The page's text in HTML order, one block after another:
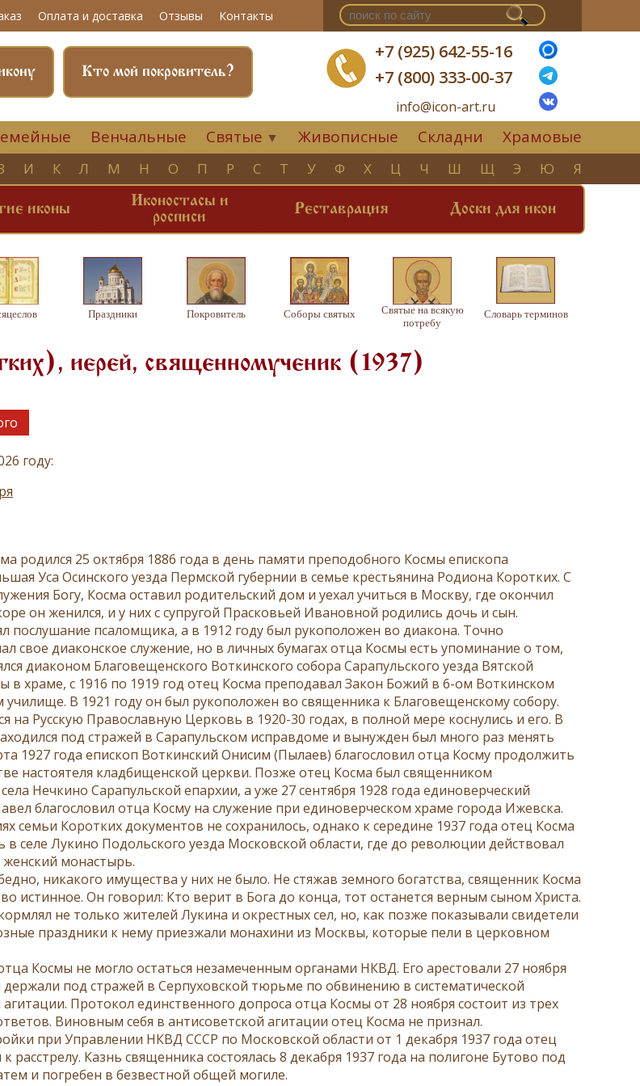
Оплата и доставка Отзывы Контакты
+7 (925) 642-55-16
+7 (800) 333-00-37
info@icon-art.ru
Кто мой покровитель?
Венчальные Святые ▼ Живописные Складни Храмовые
И К Л М Н О П Р С Т У Ф Х Ц Ч Ш Щ Э Ю Я
иконы
Иконостасы и
росписи
Реставрация Доски для икон
Праздники Покровитель Соборы святых
Святые на всякую
потребу
Словарь терминов
иерей, священномученик (1937)
году:
родился 25 октября 1886 года в день памяти преподобного Космы епископа
Уса Осинского уезда Пермской губернии в семье крестьянина Родиона Коротких. С
Богу, Косма оставил родительский дом и уехал учиться в Москву, где окончил
он женился, и у них с супругой Прасковьей Ивановной родились дочь и сын.
послушание псаломщика, а в 1912 году был рукоположен во диакона. Точно
свое диаконское служение, но в личных бумагах отца Космы есть упоминание о том,
диаконом Благовещенского Воткинского собора Сарапульского уезда Вятской
в храме, с 1916 по 1919 год отец Косма преподавал Закон Божий в 6-ом Воткинском
В 1921 году он был рукоположен во священника к Благовещенскому собору.
на Русскую Православную Церковь в 1920-30 годах, в полной мере коснулись и его. В
под стражей в Сарапульском исправдоме и вынужден был много раз менять
1927 года епископ Воткинский Онисим (Пылаев) благословил отца Косму продолжить
настоятеля кладбищенской церкви. Позже отец Косма был священником
Нечкино Сарапульской епархии, а уже 27 сентября 1928 года единоверческий
благословил отца Косму на служение при единоверческом храме города Ижевска.
семьи Коротких документов не сохранилось, однако к середине 1937 года отец Косма
в селе Лукино Подольского уезда Московской области, где до революции действовал
монастырь.
никакого имущества у них не было. Не стяжав земного богатства, священник Косма
истинное. Он говорил: Кто верит в Бога до конца, тот останется верным сыном Христа.
не только жителей Лукина и окрестных сел, но, как позже показывали свидетели
праздники к нему приезжали монахини из Москвы, которые пели в церковном
Космы не могло остаться незамеченным органами НКВД. Его арестовали 27 ноября
держали под стражей в Серпуховской тюрьме по обвинению в систематической
Протокол единственного допроса отца Космы от 28 ноября состоит из трех
Виновным себя в антисоветской агитации отец Косма не признал.
при Управлении НКВД СССР по Московской области от 1 декабря 1937 года отец
расстрелу. Казнь священника состоялась 8 декабря 1937 года на полигоне Бутово под
и погребен в безвестной общей могиле.